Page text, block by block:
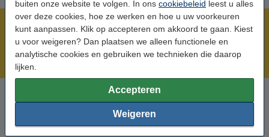
buiten onze website te volgen. In ons cookiebeleid leest u alles
over deze cookies, hoe ze werken en hoe u uw voorkeuren
kunt aanpassen. Klik op accepteren om akkoord te gaan. Kiest
u voor weigeren? Dan plaatsen we alleen functionele en
analytische cookies en gebruiken we technieken die daarop
lijken.
Accepteren
Weigeren
Meer dan 5 miljoen klanten!
Voor 23.59 uur besteld, morgen in huis!
Groot assortiment!
Hulp nodig? Bel ons op 0294-787126
Op werkdagen van 9.00 tot 17.30 uur